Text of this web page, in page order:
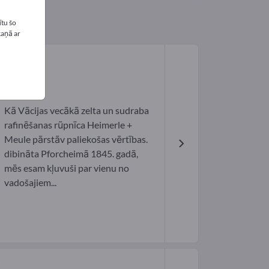
Kā Vācijas vecākā zelta un sudraba
rafinēšanas rūpnīca Heimerle +
Meule pārstāv paliekošas vērtības.
dibināta Pforcheimā 1845. gadā,
mēs esam kļuvuši par vienu no
vadošajiem...
šo
ar